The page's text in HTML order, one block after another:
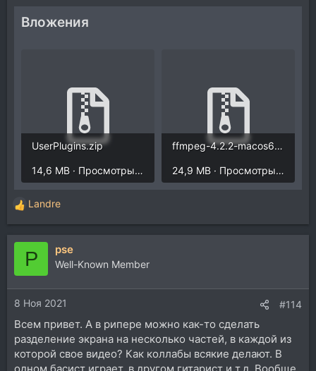
Вложения
UserPlugins.zip
14,6 MB · Просмотры: 295
ffmpeg-4.2.2-macos64-shared.zip
24,9 MB · Просмотры: 277
Р
е
а
и
и
:
Landre
P pse
Well-Known Member
8 Ноя 2021 #114
Всем привет. А в рипере можно как-то сделать
разделение экрана на несколько частей, в каждой из
которой свое видео? Как коллабы всякие делают. В